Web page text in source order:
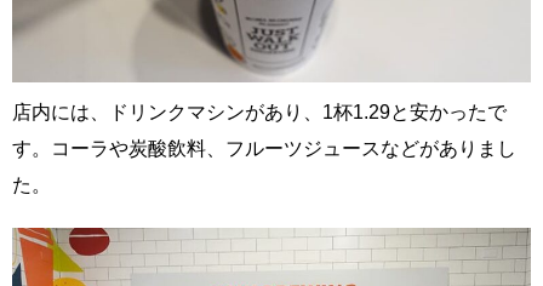
店内には、ドリンクマシンがあり、1杯1.29と安かったで
す。コーラや炭酸飲料、フルーツジュースなどがありまし
た。